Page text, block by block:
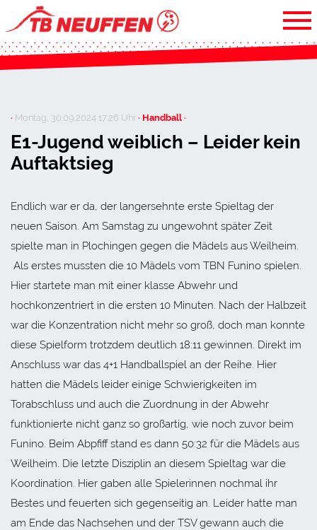
· Montag, 30.09.2024 17:26 Uhr· Handball ·
E1-Jugend weiblich – Leider kein
Auftaktsieg
Endlich war er da, der langersehnte erste Spieltag der
neuen Saison. Am Samstag zu ungewohnt später Zeit
spielte man in Plochingen gegen die Mädels aus Weilheim.
Als erstes mussten die 10 Mädels vom TBN Funino spielen.
Hier startete man mit einer klasse Abwehr und
hochkonzentriert in die ersten 10 Minuten. Nach der Halbzeit
war die Konzentration nicht mehr so groß, doch man konnte
diese Spielform trotzdem deutlich 18:11 gewinnen. Direkt im
Anschluss war das 4+1 Handballspiel an der Reihe. Hier
hatten die Mädels leider einige Schwierigkeiten im
Torabschluss und auch die Zuordnung in der Abwehr
funktionierte nicht ganz so großartig, wie noch zuvor beim
Funino. Beim Abpfiff stand es dann 50:32 für die Mädels aus
Weilheim. Die letzte Disziplin an diesem Spieltag war die
Koordination. Hier gaben alle Spielerinnen nochmal ihr
Bestes und feuerten sich gegenseitig an. Leider hatte man
am Ende das Nachsehen und der TSV gewann auch die